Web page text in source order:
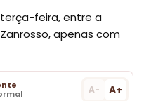
feira, entre a
apenas com
A- A+